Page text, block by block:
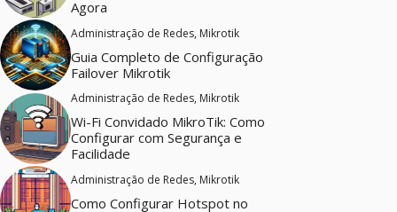
Agora
Administração de Redes, Mikrotik
Guia Completo de Configuração
Failover Mikrotik
Administração de Redes, Mikrotik
Wi-Fi Convidado MikroTik: Como
Configurar com Segurança e
Facilidade
Administração de Redes, Mikrotik
Como Configurar Hotspot no